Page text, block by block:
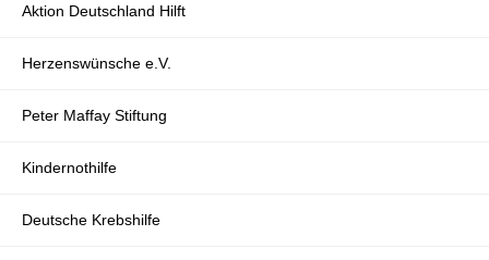
Aktion Deutschland Hilft
Herzenswünsche e.V.
Peter Maffay Stiftung
Kindernothilfe
Deutsche Krebshilfe